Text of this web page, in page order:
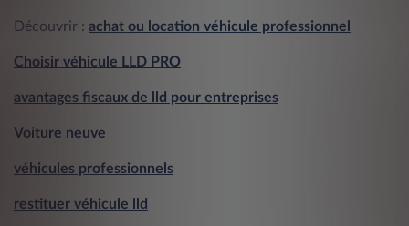
Découvrir : achat ou location véhicule professionnel
Choisir véhicule LLD PRO
avantages fiscaux de lld pour entreprises
Voiture neuve
véhicules professionnels
restituer véhicule lld